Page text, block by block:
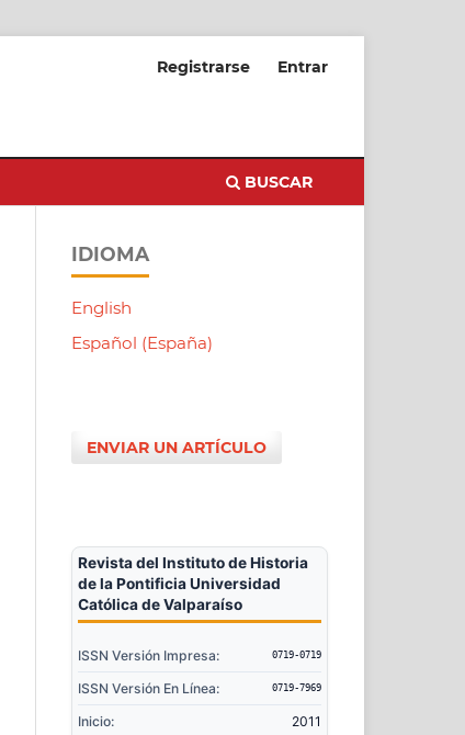
BUSCAR
Registrarse Entrar
IDIOMA
English
Español (España)
ENVIAR UN ARTÍCULO
Revista del Instituto de Historia
de la Pontificia Universidad
Católica de Valparaíso
ISSN Versión Impresa: 0719-0719
ISSN Versión En Línea: 0719-7969
Inicio:
2011